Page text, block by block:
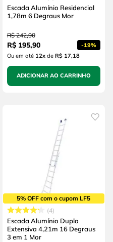
Escada Alumínio Residencial
1,78m 6 Degraus Mor
R$ 242,90
R$ 195,90 -19%
Ou em até 12xde R$ 17,18
ADICIONAR AO CARRINHO
5% OFF com o cupom LF5
4
Escada Alumínio Dupla
Extensiva 4,21m 16 Degraus
3 em 1 Mor